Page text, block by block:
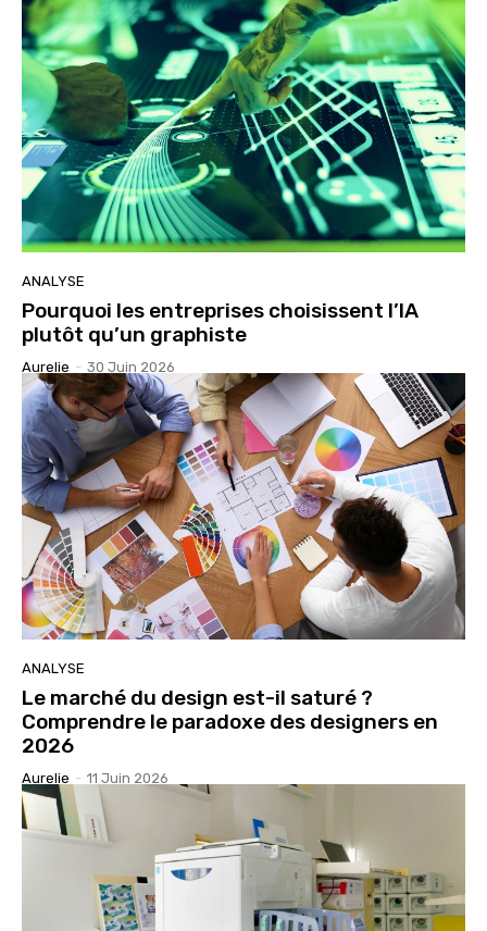
ANALYSE
Pourquoi les entreprises choisissent l’IA
plutôt qu’un graphiste
Aurelie - 30 Juin 2026
ANALYSE
Le marché du design est-il saturé ?
Comprendre le paradoxe des designers en
2026
Aurelie - 11 Juin 2026